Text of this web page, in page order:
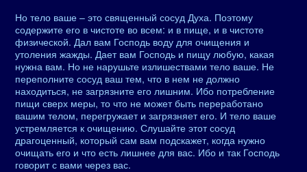
Но тело ваше – это священный сосуд Духа. Поэтому
содержите его в чистоте во всем: и в пище, и в чистоте
физической. Дал вам Господь воду для очищения и
утоления жажды. Дает вам Господь и пищу любую, какая
нужна вам. Но не нарушьте излишествами тело ваше. Не
переполните сосуд ваш тем, что в нем не должно
находиться, не загрязните его лишним. Ибо потребление
пищи сверх меры, то что не может быть переработано
вашим телом, перегружает и загрязняет его. И тело ваше
устремляется к очищению. Слушайте этот сосуд
драгоценный, который сам вам подскажет, когда нужно
очищать его и что есть лишнее для вас. Ибо и так Господь
говорит с вами через вас.